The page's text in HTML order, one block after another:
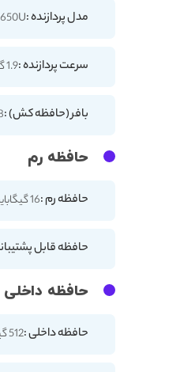
مدل پردازنده :
سرعت پردازنده :1.9 گیگاهرتز- حداکثر 4.2 گیگاهرتز
بافر (حافظه کش) :8
حافظه رم
حافظه رم :16 گیگابایت
حافظه قابل
حافظه داخلی
حافظه داخلی :512 گیگابایت , 256 گیگابایت